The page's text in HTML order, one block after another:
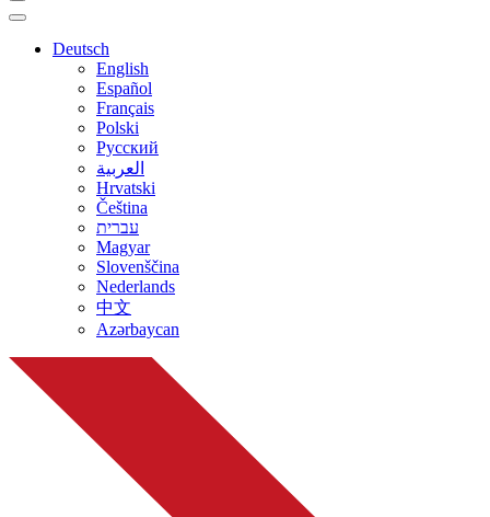
Deutsch
English
Español
Français
Polski
Русский
العربية
Hrvatski
Čeština
עברית
Magyar
Slovenščina
Nederlands
中文
Azərbaycan